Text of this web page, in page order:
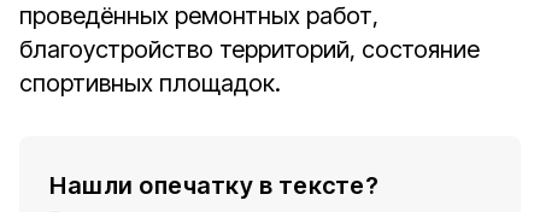
проведённых ремонтных работ,
благоустройство территорий, состояние
спортивных площадок.
Нашли опечатку в тексте?